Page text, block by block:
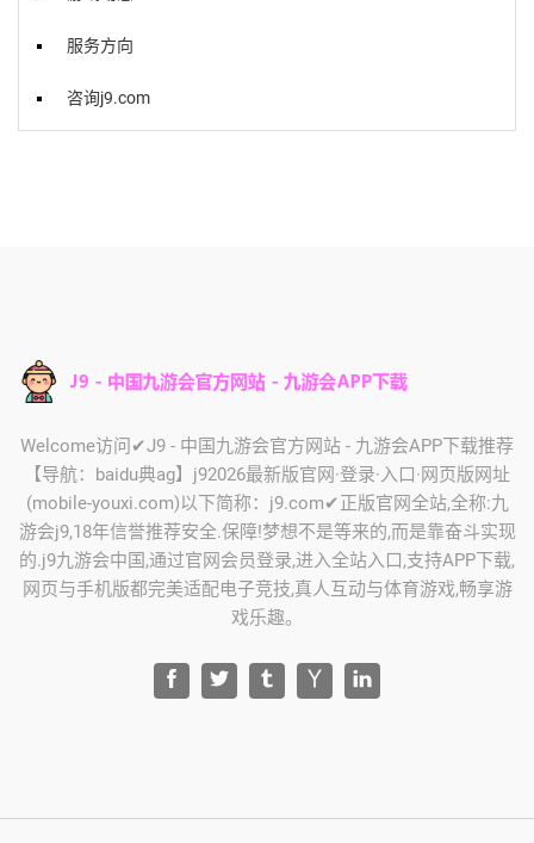
服务方向
咨询j9.com
Welcome访问✔J9 - 中国九游会官方网站 - 九游会APP下载推荐
【导航：baidu典ag】j92026最新版官网·登录·入口·网页版网址
(mobile-youxi.com)以下简称：j9.com✔正版官网全站,全称:九
游会j9,18年信誉推荐安全.保障!梦想不是等来的,而是靠奋斗实现
的.j9九游会中国,通过官网会员登录,进入全站入口,支持APP下载,
网页与手机版都完美适配电子竞技,真人互动与体育游戏,畅享游
戏乐趣。